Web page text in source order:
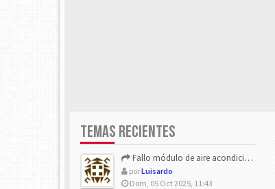
TEMAS RECIENTES
Fallo módulo de aire acondicionado
porLuisardo
Dom, 05 Oct 2025, 11:43